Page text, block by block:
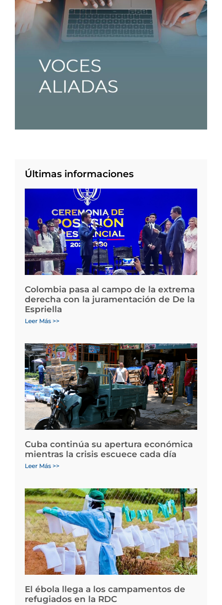
Últimas informaciones
Colombia pasa al campo de la extrema
derecha con la juramentación de De la
Espriella
Leer Más >>
Cuba continúa su apertura económica
mientras la crisis escuece cada día
Leer Más >>
El ébola llega a los campamentos de
refugiados en la RDC